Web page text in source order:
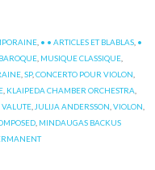
• • ARTICLES ET BLABLAS •
BAROQUE MUSIQUE CLASSIQUE
,SP,CONCERTO POUR VIOLON
KLAIPEDA CHAMBER ORCHESTRA
VALUTE JULIJA ANDERSSON ,VIOLON
MINDAUGAS BACKUS